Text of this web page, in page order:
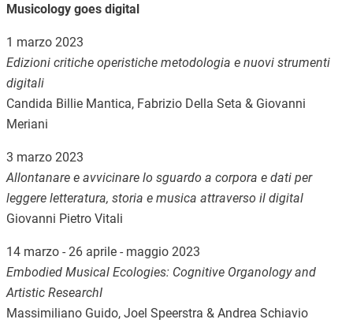
Musicology goes digital
1 marzo 2023
Edizioni critiche operistiche metodologia e nuovi strumenti
digitali
Candida Billie Mantica, Fabrizio Della Seta & Giovanni
Meriani
3 marzo 2023
Allontanare e avvicinare lo sguardo a corpora e dati per
leggere letteratura, storia e musica attraverso il digital
Giovanni Pietro Vitali
14 marzo - 26 aprile - maggio 2023
Embodied Musical Ecologies: Cognitive Organology and
Artistic ResearchI
Massimiliano Guido, Joel Speerstra & Andrea Schiavio